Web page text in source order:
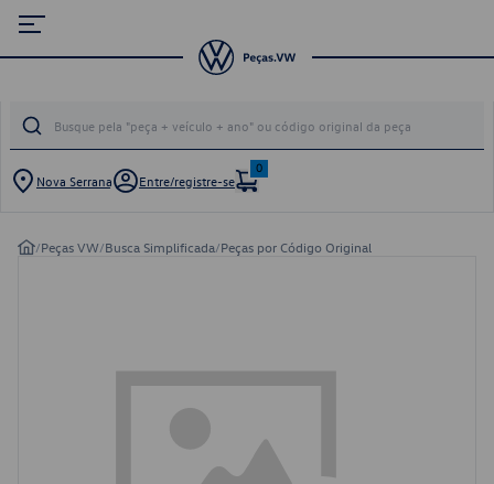
Nova Serrana Entre/registre-se
0
/Peças VW/Busca Simplificada/Peças por Código Original